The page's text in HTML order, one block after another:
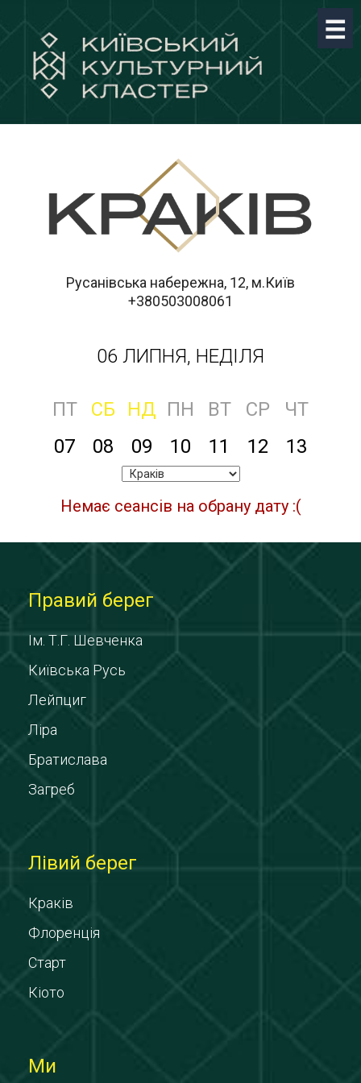
Русанівська набережна, 12, м.Київ
+380503008061
06 ЛИПНЯ, НЕДІЛЯ
ПТ СБ НД ПН ВТ СР
ЧТ
07
08 09 10 11 12 13
Немає сеансів на обрану дату :(
Правий берег
Ім. Т.Г. Шевченка
Київська Русь
Лейпциг
Ліра
Братислава
Загреб
Лівий берег
Краків
Флоренція
Старт
Кіото
Ми